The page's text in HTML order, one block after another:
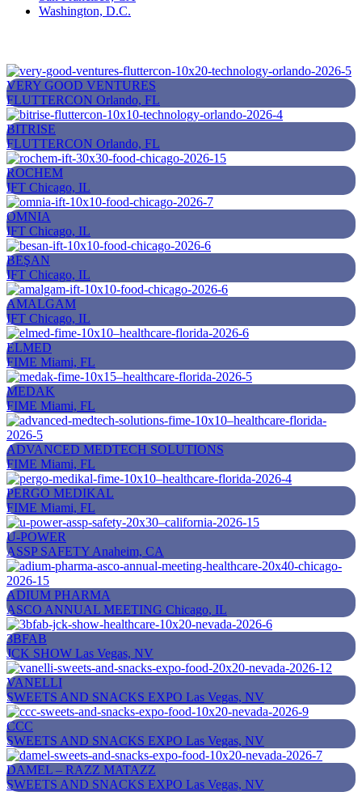
Washington, D.C.
VERY GOOD VENTURES
FLUTTERCON Orlando, FL
BITRISE
FLUTTERCON Orlando, FL
ROCHEM
IFT Chicago, IL
OMNIA
IFT Chicago, IL
BEŞAN
IFT Chicago, IL
AMALGAM
IFT Chicago, IL
ELMED
FIME Miami, FL
MEDAK
FIME Miami, FL
ADVANCED MEDTECH SOLUTIONS
FIME Miami, FL
PERGO MEDIKAL
FIME Miami, FL
U-POWER
ASSP SAFETY Anaheim, CA
ADIUM PHARMA
ASCO ANNUAL MEETING Chicago, IL
3BFAB
JCK SHOW Las Vegas, NV
VANELLI
SWEETS AND SNACKS EXPO Las Vegas, NV
CCC
SWEETS AND SNACKS EXPO Las Vegas, NV
DAMEL – RAZZ MATAZZ
SWEETS AND SNACKS EXPO Las Vegas, NV